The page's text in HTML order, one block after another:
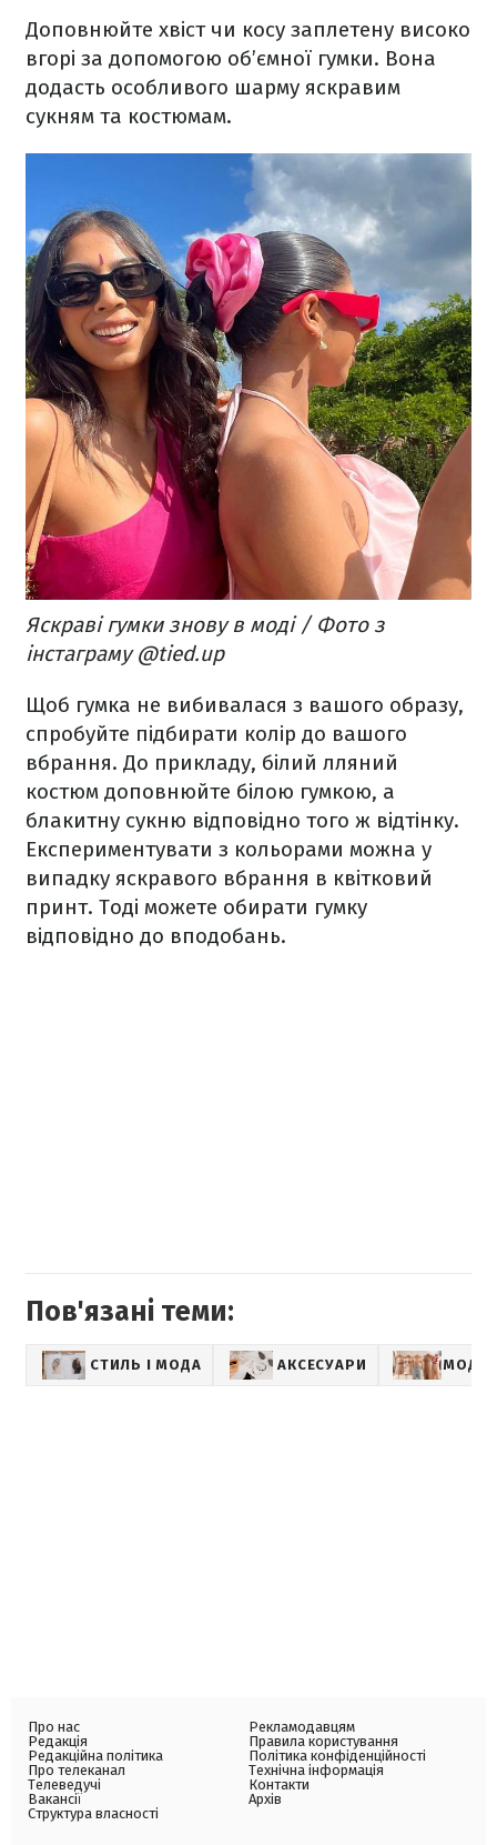
Доповнюйте хвіст чи косу заплетену високо
вгорі за допомогою об’ємної гумки. Вона
додасть особливого шарму яскравим
сукням та костюмам.
Яскраві гумки знову в моді / Фото з
інстаграму @tied.up
Щоб гумка не вибивалася з вашого образу,
спробуйте підбирати колір до вашого
вбрання. До прикладу, білий лляний
костюм доповнюйте білою гумкою, а
блакитну сукню відповідно того ж відтінку.
Експериментувати з кольорами можна у
випадку яскравого вбрання в квітковий
принт. Тоді можете обирати гумку
відповідно до вподобань.
Пов'язані теми:
СТИЛЬ І МОДА АКСЕСУАРИ МОДА
Про нас
Редакція
Редакційна політика
Про телеканал
Телеведучі
Вакансії
Структура власності
Рекламодавцям
Правила користування
Політика конфіденційності
Технічна інформація
Контакти
Архів